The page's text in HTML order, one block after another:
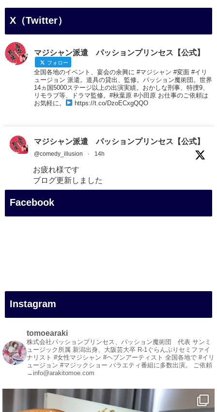
X（Twitter）
マジシャン派遣 パッションプリンセス【公式】
フォロー
全国各地のイベント、宴会の余興に #マジシャン #変面 #イリ
ュージョン 派遣。道具の貸出、監修。パッション魔術団。世界
14ヵ国5000ステージ以上の出演実績。おかしな刑事、特捜9、
リモラブ等、ドラマ監修。#秋葉原 #小田原 お仕事のご依頼は
お気軽に。
https://t.co/DzoECxgQQO
マジシャン派遣 パッションプリンセス【公式】
@comedy_illusion · 14h
お疲れ様です
ブログ更新しました
「マジシャン和歌山旅 白浜町・円月島」
#白浜町
#変面ショー
#イベント
#宴会
#余興
1 5 X
マジシャン派遣 パッションプリンセス【公式】
Facebook
Instagram
tomoearaki
株式会社パッションプリンセス、パッション魔術団 代表 サンミ
ュージック所属 新潟出身、大阪芸大卒 R-1ぐらんぷりセミファイ
ナリスト #女性マジシャン #ヘブンアーティスト 全国各地で #イリ
ュージョン #マジックショー バラエティ番組に多数出演。 ご依頼
→info@arakitomoe.com